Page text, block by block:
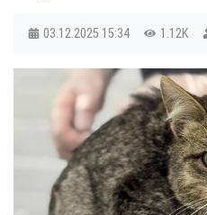
03.12.2025 15:34 1.12K